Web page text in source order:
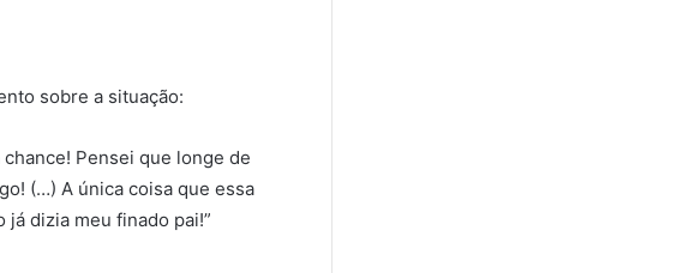
sobre a situação:
Pensei que longe de
(…) A única coisa que essa
dizia meu finado pai!”